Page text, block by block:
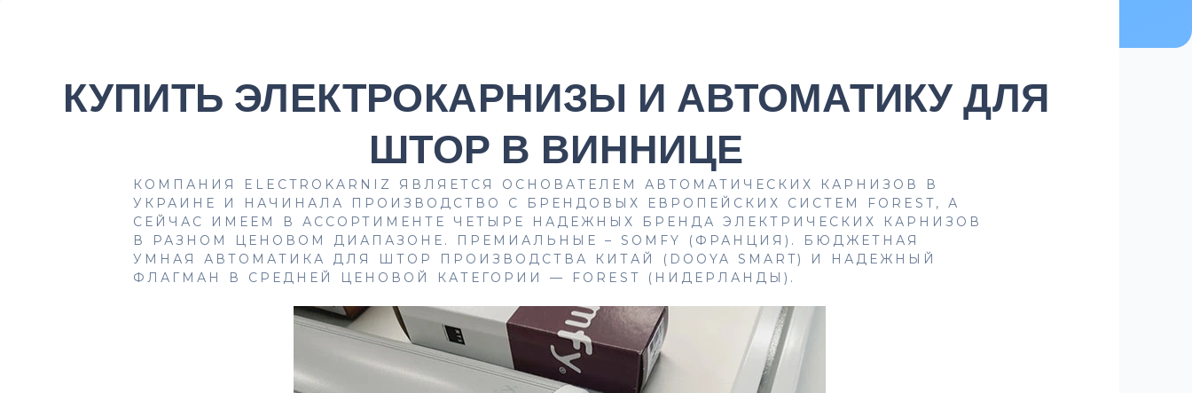
КУПИТЬ ЭЛЕКТРОКАРНИЗЫ И АВТОМАТИКУ ДЛЯ
ШТОР В ВИННИЦЕ
КОМПАНИЯ ELECTROKARNIZ ЯВЛЯЕТСЯ ОСНОВАТЕЛЕМ АВТОМАТИЧЕСКИХ КАРНИЗОВ В
УКРАИНЕ И НАЧИНАЛА ПРОИЗВОДСТВО С БРЕНДОВЫХ ЕВРОПЕЙСКИХ СИСТЕМ FOREST, А
СЕЙЧАС ИМЕЕМ В АССОРТИМЕНТЕ ЧЕТЫРЕ НАДЕЖНЫХ БРЕНДА ЭЛЕКТРИЧЕСКИХ КАРНИЗОВ
В РАЗНОМ ЦЕНОВОМ ДИАПАЗОНЕ. ПРЕМИАЛЬНЫЕ – SOMFY (ФРАНЦИЯ). БЮДЖЕТНАЯ
УМНАЯ АВТОМАТИКА ДЛЯ ШТОР ПРОИЗВОДСТВА КИТАЙ (DOOYA SMART) И НАДЕЖНЫЙ
ФЛАГМАН В СРЕДНЕЙ ЦЕНОВОЙ КАТЕГОРИИ — FOREST (НИДЕРЛАНДЫ).